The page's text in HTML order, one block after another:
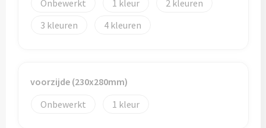
Thermosflessen
Onbewerkt
1
2
3
4
voorzijde (230x280mm)
Onbewerkt
1